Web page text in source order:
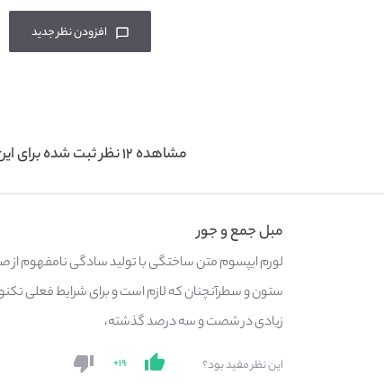
افزودن نظر جدید
مشاهده ۱۲ نظر ثبت شده برای این کالا
مبل جمع و جور
لورم ایپسوم متن ساختگی با تولید سادگی نامفهوم از
ستون و سطرآنچنان که لازم است و برای شرایط فعلی
زیادی در شصت و سه درصد گذشته،
این نظر مفید بود؟ ۱۹+